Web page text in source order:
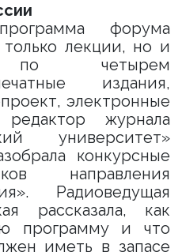
форума
лекции, но и
по четырем
издания,
электронные
журнала
университет»
конкурсные
направления
Радиоведущая
рассказала, как
программу и что
иметь в запасе